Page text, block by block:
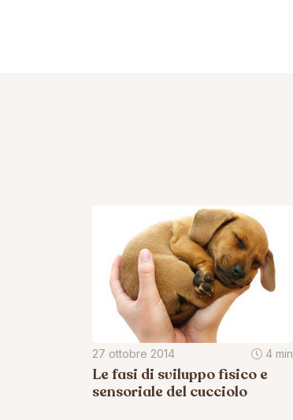
27 ottobre 2014 4 min
Le fasi di sviluppo fisico e
sensoriale del cucciolo